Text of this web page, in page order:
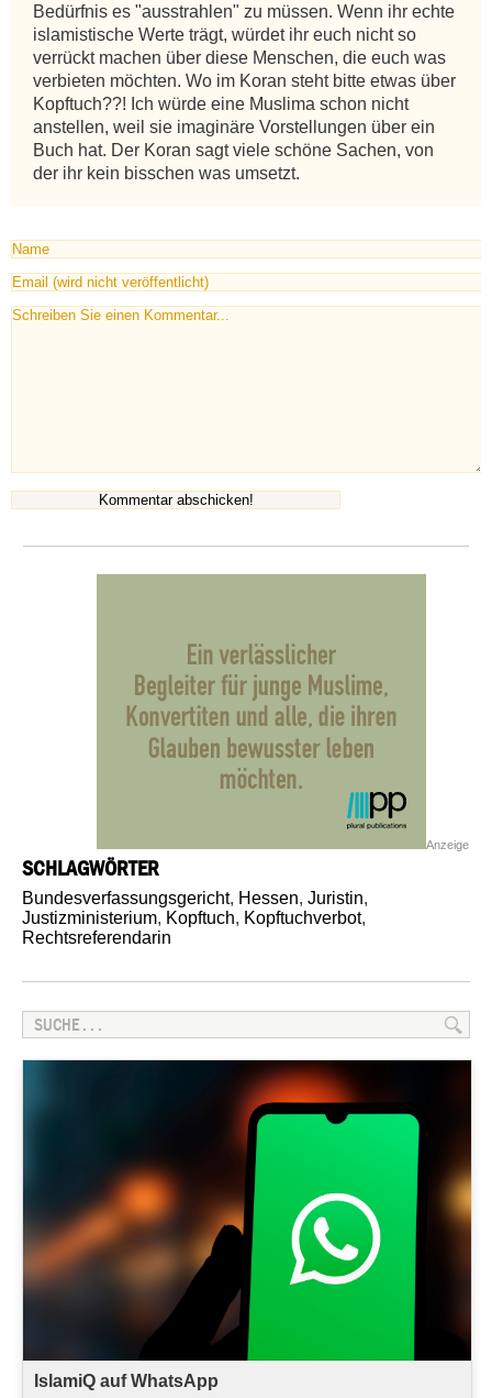
Bedürfnis es "ausstrahlen" zu müssen. Wenn ihr echte
islamistische Werte trägt, würdet ihr euch nicht so
verrückt machen über diese Menschen, die euch was
verbieten möchten. Wo im Koran steht bitte etwas über
Kopftuch??! Ich würde eine Muslima schon nicht
anstellen, weil sie imaginäre Vorstellungen über ein
Buch hat. Der Koran sagt viele schöne Sachen, von
der ihr kein bisschen was umsetzt.
Anzeige
SCHLAGWÖRTER
Bundesverfassungsgericht, Hessen, Juristin,
Justizministerium, Kopftuch, Kopftuchverbot,
Rechtsreferendarin
IslamiQ auf WhatsApp